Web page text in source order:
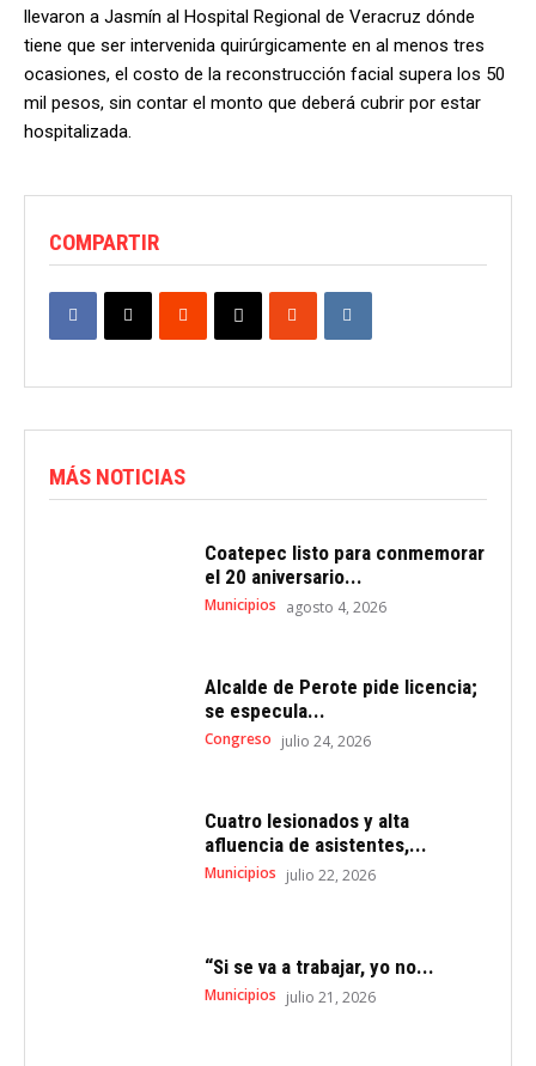
llevaron a Jasmín al Hospital Regional de Veracruz dónde
tiene que ser intervenida quirúrgicamente en al menos tres
ocasiones, el costo de la reconstrucción facial supera los 50
mil pesos, sin contar el monto que deberá cubrir por estar
hospitalizada.
COMPARTIR
MÁS NOTICIAS
Coatepec listo para conmemorar
el 20 aniversario...
Municipios agosto 4, 2026
Alcalde de Perote pide licencia;
se especula...
Congreso julio 24, 2026
Cuatro lesionados y alta
afluencia de asistentes,...
Municipios julio 22, 2026
“Si se va a trabajar, yo no...
Municipios julio 21, 2026